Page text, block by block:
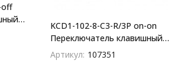
off
KCD1-102-8-C3-R/3P on-on
Переключатель клавишный
(рокерный)
Артикул: 107351